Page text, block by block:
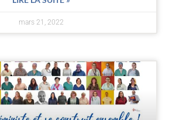
mars 21, 2022